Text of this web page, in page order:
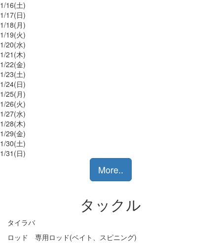
1/16(土)
1/17(日)
1/18(月)
1/19(火)
1/20(水)
1/21 (木)
1/22(金)
1/23(土)
1/24(日)
1/25(月)
1/26(火)
1/27(水)
1/28(木)
1/29(金)
1/30(土)
1/31 (日)
More..
タックル
タイラバ
ロッド 専用ロッド(ベイト、スピニング)